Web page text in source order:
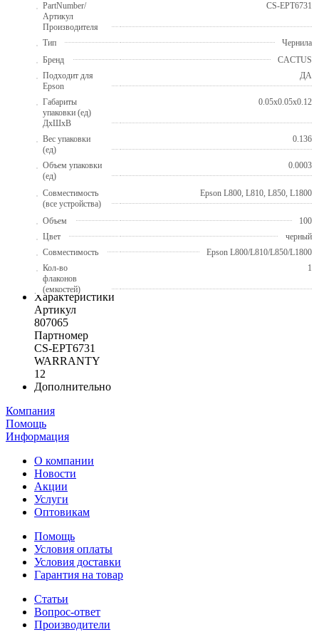
PartNumber/
Артикул
Производителя
CS-EPT6731
Тип
Чернила
Бренд
CACTUS
Подходит для
Epson
ДА
Габариты
упаковки (ед)
ДхШхВ
0.05x0.05x0.12
Вес упаковки
(ед)
0.136
Объем упаковки
(ед)
0.0003
Совместимость
(все устройства)
Epson L800, L810, L850, L1800
Объем
100
Цвет
черный
Совместимость
Epson L800/L810/L850/L1800
Кол-во
флаконов
(емкостей)
1
Характеристики
Артикул
807065
Партномер
CS-EPT6731
WARRANTY
12
Дополнительно
Компания
Помощь
Информация
О компании
Новости
Акции
Услуги
Оптовикам
Помощь
Условия оплаты
Условия доставки
Гарантия на товар
Статьи
Вопрос-ответ
Производители